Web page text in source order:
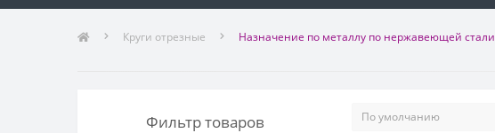
Круги отрезные Назначение по металлу по нержавеющей стали
Фильтр товаров